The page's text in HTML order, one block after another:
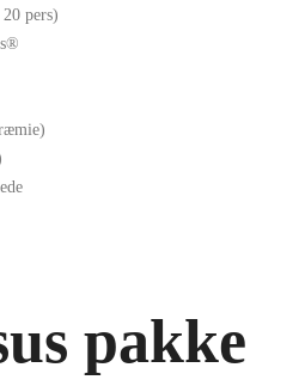
pers)
pakke